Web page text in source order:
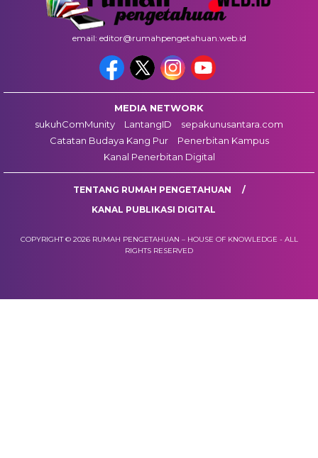
email: editor@rumahpengetahuan.web.id
MEDIA NETWORK
sukuhComMunity
LantangID
sepakunusantara.com
Catatan Budaya Kang Pur
Penerbitan Kampus
Kanal Penerbitan Digital
TENTANG RUMAH PENGETAHUAN
KANAL PUBLIKASI DIGITAL
COPYRIGHT © 2026 RUMAH PENGETAHUAN – HOUSE OF KNOWLEDGE - ALL
RIGHTS RESERVED